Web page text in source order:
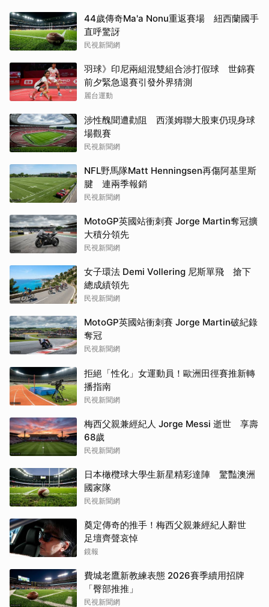
44歲傳奇Ma'a Nonu重返賽場 紐西蘭國手
直呼驚訝
民視新聞網
羽球》印尼兩組混雙組合涉打假球 世錦賽
前夕緊急退賽引發外界猜測
麗台運動
涉性醜聞遭勸阻 西漢姆聯大股東仍現身球
場觀賽
民視新聞網
NFL野馬隊Matt Henningsen再傷阿基里斯
腱 連兩季報銷
民視新聞網
MotoGP英國站衝刺賽 Jorge Martin奪冠擴
大積分領先
民視新聞網
女子環法 Demi Vollering 尼斯單飛 搶下
總成績領先
民視新聞網
MotoGP英國站衝刺賽 Jorge Martin破紀錄
奪冠
民視新聞網
拒絕「性化」女運動員！歐洲田徑賽推新轉
播指南
民視新聞網
梅西父親兼經紀人 Jorge Messi 逝世 享壽
68歲
民視新聞網
日本橄欖球大學生新星精彩達陣 驚豔澳洲
國家隊
民視新聞網
奠定傳奇的推手！梅西父親兼經紀人辭世
足壇齊聲哀悼
鏡報
費城老鷹新教練表態 2026賽季續用招牌
「臀部推推」
民視新聞網